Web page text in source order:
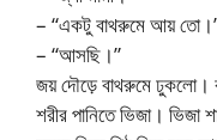
– “একটু বাথরুমে আয়
– “আসছি।”
জয় দৌড়ে বাথরুমে ঢুকলো।
শরীর পানিতে ভিজা। ভিজা